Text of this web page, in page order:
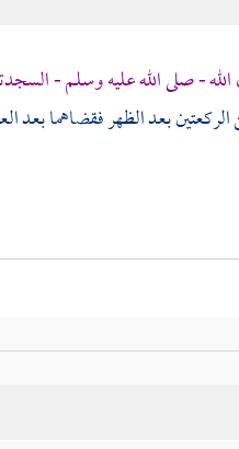
- صلى الله عليه وسلم -
بعد الظهر فقضاهما بعد